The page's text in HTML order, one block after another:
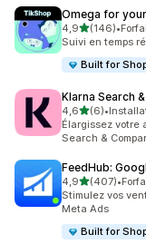
Omega for
4,9étoile(s) sur 5
(146)
146 avis au total
•
Suivi en temps
Built for
Klarna Search
4,6étoile(s) sur 5
(6)
6 avis au total
•
Élargissez votre
Search &
FeedHub:
4,9étoile(s) sur 5
(407)
407 avis au total
•
Stimulez vos
Meta Ads
Built for